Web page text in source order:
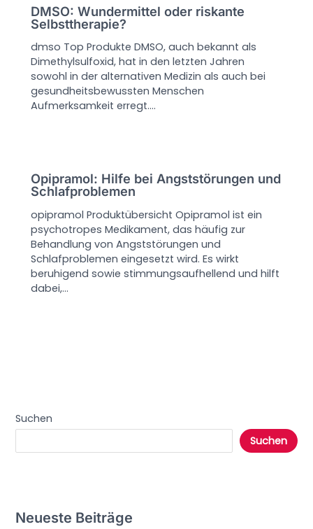
DMSO: Wundermittel oder riskante
Selbsttherapie?
dmso Top Produkte DMSO, auch bekannt als
Dimethylsulfoxid, hat in den letzten Jahren
sowohl in der alternativen Medizin als auch bei
gesundheitsbewussten Menschen
Aufmerksamkeit erregt.…
Opipramol: Hilfe bei Angststörungen und
Schlafproblemen
opipramol Produktübersicht Opipramol ist ein
psychotropes Medikament, das häufig zur
Behandlung von Angststörungen und
Schlafproblemen eingesetzt wird. Es wirkt
beruhigend sowie stimmungsaufhellend und hilft
dabei,…
Suchen
Suchen
Neueste Beiträge